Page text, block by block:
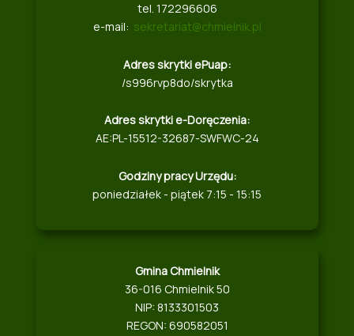
tel. 172296606
e-mail: sekretariat@chmielnik.pl
Adres skrytki ePuap:
/s996rvp8do/skrytka
Adres skrytki e-Doręczenia:
AE:PL-15512-32687-SWFWC-24
Godziny pracy Urzędu:
poniedziałek - piątek 7:15 - 15:15
Gmina Chmielnik
36-016 Chmielnik 50
NIP: 8133301503
REGON: 690582051